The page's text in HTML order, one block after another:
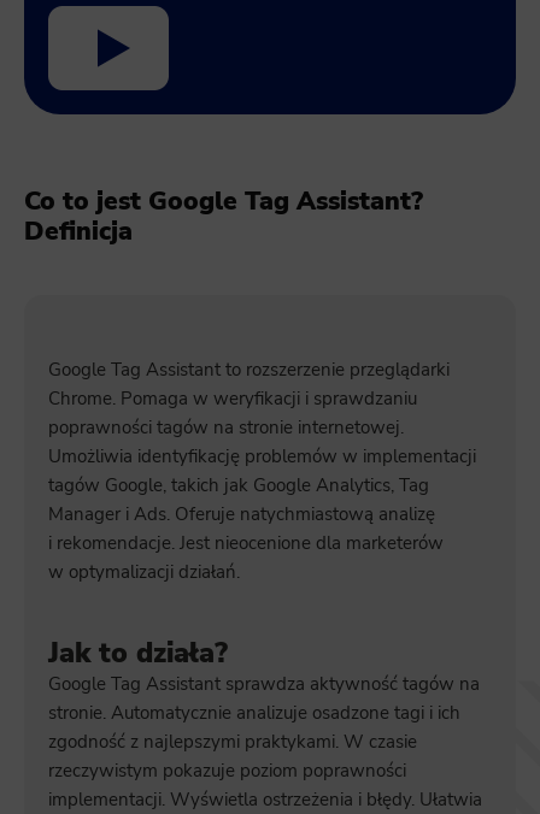
Co to jest Google Tag Assistant?
Definicja
Google Tag Assistant to rozszerzenie przeglądarki
Chrome. Pomaga w weryfikacji i sprawdzaniu
poprawności tagów na stronie internetowej.
Umożliwia identyfikację problemów w implementacji
tagów Google, takich jak Google Analytics, Tag
Manager i Ads. Oferuje natychmiastową analizę
i rekomendacje. Jest nieocenione dla marketerów
w optymalizacji działań.
Jak to działa?
Google Tag Assistant sprawdza aktywność tagów na
stronie. Automatycznie analizuje osadzone tagi i ich
zgodność z najlepszymi praktykami. W czasie
rzeczywistym pokazuje poziom poprawności
implementacji. Wyświetla ostrzeżenia i błędy. Ułatwia